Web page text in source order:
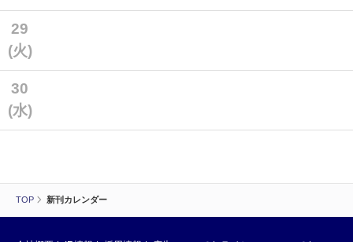
TOP 新刊カレンダー
29
(火)
30
(水)